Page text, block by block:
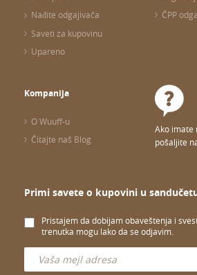
Nađite odgajivača
Saveti za kupovinu
Upareno
ČPP
Kompanija
O Wuuff-u
Čitajte naš Blog
Ako imate
pošaljite
Primi savete o kupovini u
Pristajem da dobijam obaveštenja i
trenutka mogu lako da se odjavim.